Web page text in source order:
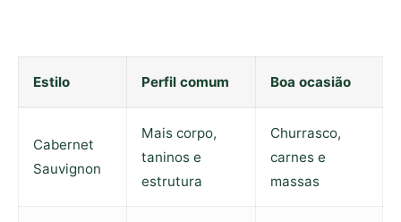
Estilo Perfil comum Boa ocasião
Cabernet
Sauvignon
Mais corpo,
taninos e
estrutura
Churrasco,
carnes e
massas